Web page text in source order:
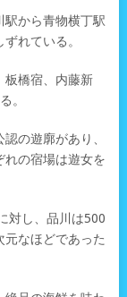
駅から青物横丁駅
れている。
板橋宿、内藤新
。
の遊廓があり、
れの宿場は遊女を
対し、品川は500
元なほどであった